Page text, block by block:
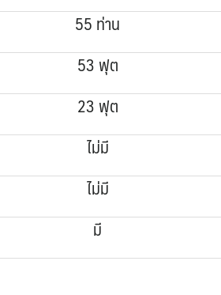
55 ท่าน
53 ฟุต
23 ฟุต
ไม่มี
ไม่มี
มี